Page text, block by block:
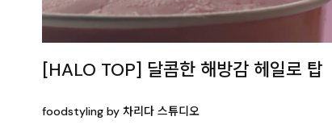
[HALO TOP] 달콤한 해방감 헤일로 탑
foodstyling by 차리다 스튜디오